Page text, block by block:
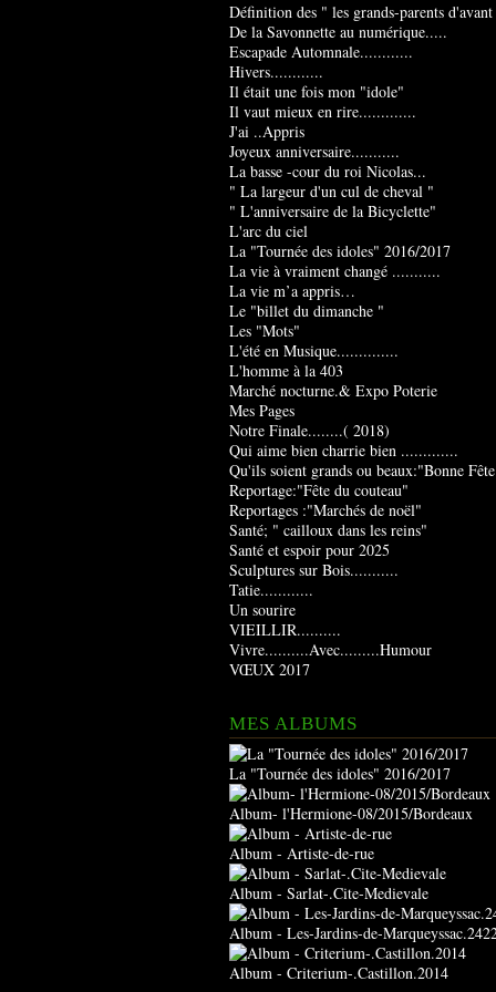
Définition des " les grands-parents
De la Savonnette au numérique.....
Escapade Automnale............
Hivers............
Il était une fois mon "idole"
Il vaut mieux en rire.............
J'ai ..Appris
Joyeux anniversaire...........
La basse -cour du roi Nicolas...
" La largeur d'un cul de cheval "
" L'anniversaire de la Bicyclette"
L'arc du ciel
La "Tournée des idoles" 2016/2017
La vie à vraiment changé ...........
La vie m’a appris…
Le "billet du dimanche "
Les "Mots"
L'été en Musique..............
L'homme à la 403
Marché nocturne.& Expo Poterie
Mes Pages
Notre Finale........( 2018)
Qui aime bien charrie bien .............
Qu'ils soient grands ou beaux:"Bonne
Reportage:"Fête du couteau"
Reportages :"Marchés de noël"
Santé; " cailloux dans les reins"
Santé et espoir pour 2025
Sculptures sur Bois...........
Tatie............
Un sourire
VIEILLIR..........
Vivre..........Avec.........Humour
VŒUX 2017
MES ALBUMS
La "Tournée des idoles" 2016/2017
Album- l'Hermione-08/2015/Bordeaux
Album - Artiste-de-rue
Album - Sarlat-.Cite-Medievale
Album - Les-Jardins-de-
Album - Criterium-.Castillon.2014